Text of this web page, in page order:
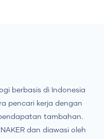
berbasis di Indonesia
pencari kerja dengan
tambahan.
dan diawasi oleh